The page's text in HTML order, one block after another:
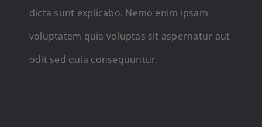
dicta sunt explicabo. Nemo enim ipsam
voluptatem quia voluptas sit aspernatur aut
odit sed quia consequuntur.